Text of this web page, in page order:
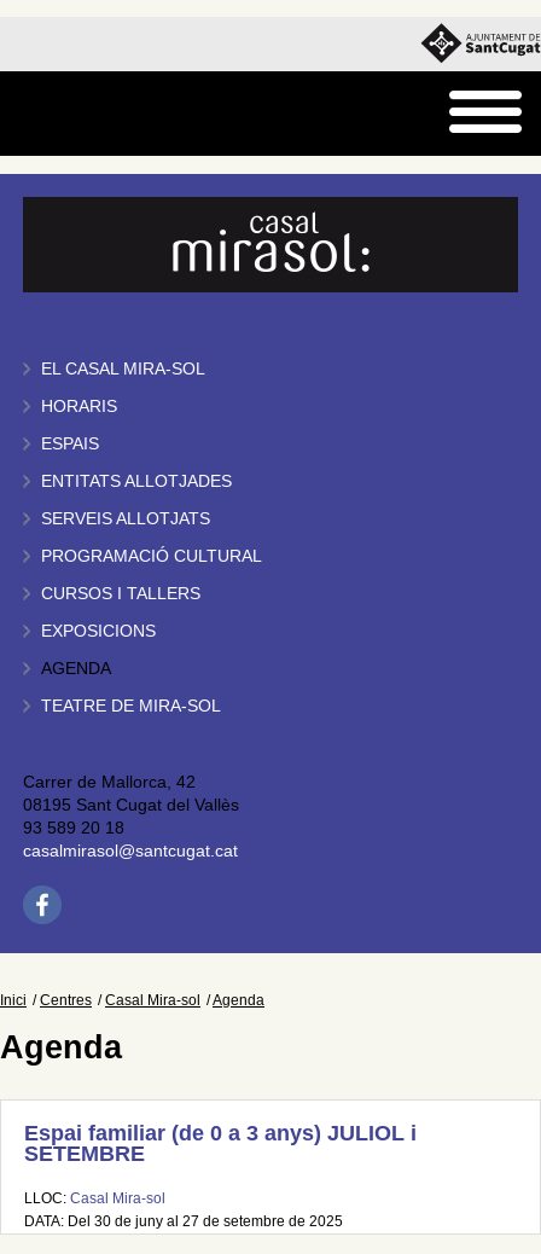
EL CASAL MIRA-SOL
HORARIS
ESPAIS
ENTITATS ALLOTJADES
SERVEIS ALLOTJATS
PROGRAMACIÓ CULTURAL
CURSOS I TALLERS
EXPOSICIONS
AGENDA
TEATRE DE MIRA-SOL
Carrer de Mallorca, 42
08195 Sant Cugat del Vallès
93 589 20 18
casalmirasol@santcugat.cat
Inici Centres Casal Mira-sol Agenda
Agenda
Espai familiar (de 0 a 3 anys) JULIOL i
SETEMBRE
LLOC: Casal Mira-sol
DATA: Del 30 de juny al 27 de setembre de 2025